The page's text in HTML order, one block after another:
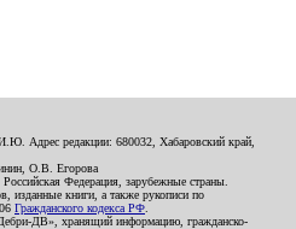
Адрес редакции: 680032, Хабаровский край,
О.В. Егорова
Федерация, зарубежные страны.
изданные книги, а также рукописи по
Гражданского кодекса РФ
ДВ», хранящий информацию, гражданско-